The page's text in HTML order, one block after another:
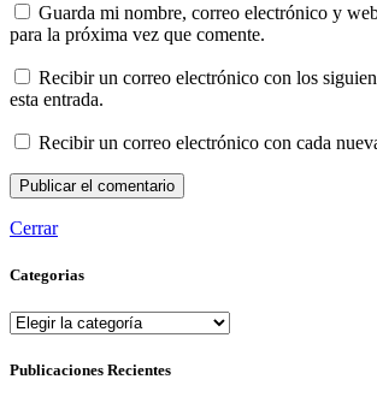
Guarda mi nombre, correo electrónico y
para la próxima vez que comente.
Recibir un correo electrónico con los
esta entrada.
Recibir un correo electrónico con cada
Cerrar
Categorias
Categorias
Publicaciones Recientes